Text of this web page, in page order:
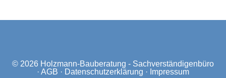
© 2026 Holzmann-Bauberatung - Sachverständigenbüro
· AGB · Datenschutzerklärung · Impressum